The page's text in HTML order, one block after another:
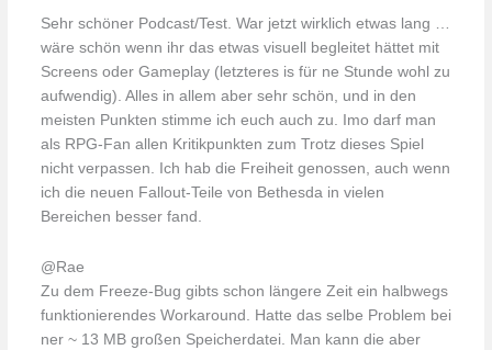
Sehr schöner Podcast/Test. War jetzt wirklich etwas lang …
wäre schön wenn ihr das etwas visuell begleitet hättet mit
Screens oder Gameplay (letzteres is für ne Stunde wohl zu
aufwendig). Alles in allem aber sehr schön, und in den
meisten Punkten stimme ich euch auch zu. Imo darf man
als RPG-Fan allen Kritikpunkten zum Trotz dieses Spiel
nicht verpassen. Ich hab die Freiheit genossen, auch wenn
ich die neuen Fallout-Teile von Bethesda in vielen
Bereichen besser fand.
@Rae
Zu dem Freeze-Bug gibts schon längere Zeit ein halbwegs
funktionierendes Workaround. Hatte das selbe Problem bei
ner ~ 13 MB großen Speicherdatei. Man kann die aber